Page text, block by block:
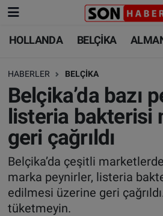
HOLLANDA BELÇİKA
HABERLER BELÇİKA
Belçika’da bazı
listeria bakterisi
geri çağrıldı
Belçika’da çeşitli
marka peynirler, listeria
edilmesi üzerine geri
tüketmeyin.
HOLLANDA
BELÇİKA
ALMANYA
FRANSA
AVUSTURYA
SAĞLIK - YAŞAM
HOLLANDA
BELÇİKA
ALMANYA
TÜRKİYE
DÜNYA
BİLİM-TEKNOLOJİ
Nöbetçi Eczaneler
Hava Durumu
Trafik Durumu
Süper Lig Puan Durumu ve
Tüm Manşetler
Son Dakika Haberleri